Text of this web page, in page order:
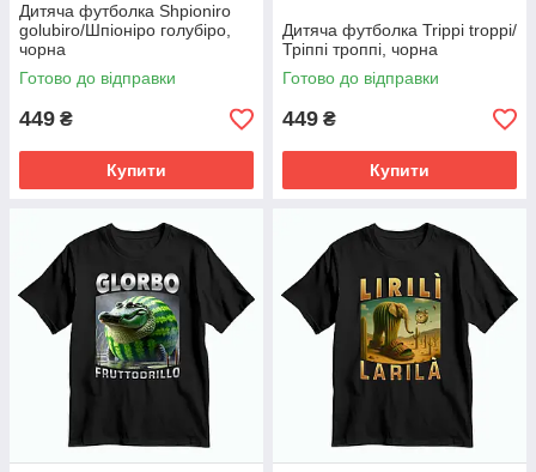
Дитяча футболка Shpioniro
golubiro/Шпіоніро голубіро,
чорна
Готово до відправки
449 ₴
Купити
Дитяча футболка Trippi troppi/
Тріппі троппі, чорна
Готово до відправки
449 ₴
Купити